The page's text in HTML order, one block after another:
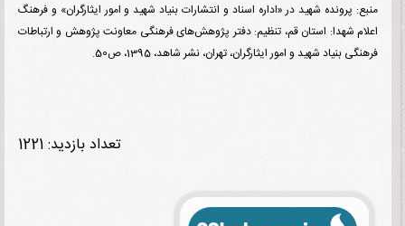
پرونده شهید در «اداره اسناد و انتشارات بنیاد شهید و امور ایثارگران» و فرهنگ
شهدا: استان قم، تنظیم: دفتر پژوهش‌های فرهنگی معاونت پژوهش و ارتباطات
بنیاد شهید و امور ایثارگران، تهران، نشر شاهد، 1395، ص50.
تعداد بازدید: 1221